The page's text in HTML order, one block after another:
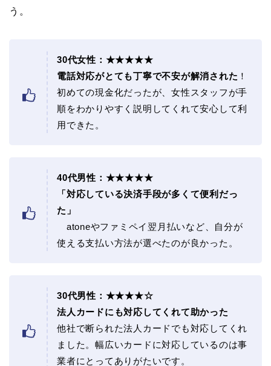
う。
30代女性：★★★★★
電話対応がとても丁寧で不安が解消された ！
初めての現金化だったが、女性スタッフが手
順をわかりやすく説明してくれて安心して利
用できた。
40代男性： ★★★★★
「対応している決済手段が多くて便利だっ
た」
atoneやファミペイ翌月払いなど、自分が
使える支払い方法が選べたのが良かった。
30代男性：★★★★☆
法人カードにも対応してくれて助かった
他社で断られた法人カードでも対応してくれ
ました。幅広いカードに対応しているのは事
業者にとってありがたいです。